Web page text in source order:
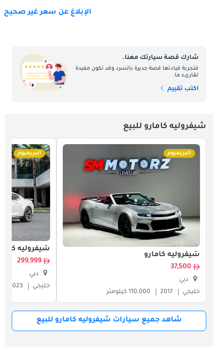
الإبلاغ عن سعر غير صحيح
شارك قصة سيارتك معنا.
فتجربة قيادتها قصة جديرة بالسرد وقد تكون مفيدة
لقارىء ما.
اكتب تقييم
شيفروليه كامارو للبيع
البريميوم
شيفروليه كامارو
37,500
دبي
خليجي
2017 110,000 كيلومتر
البريميوم
شيفروليه
299,999
دبي
خليجي
2023
شاهد جميع سيارات شيفروليه كامارو للبيع